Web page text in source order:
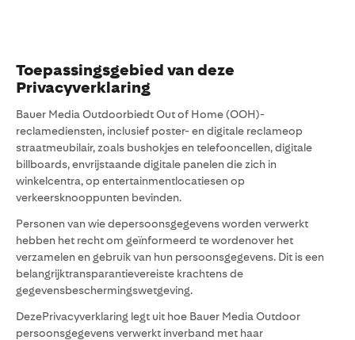
Toepassingsgebied van deze
Privacyverklaring
Bauer Media Outdoorbiedt Out of Home (OOH)-
reclamediensten, inclusief poster- en digitale reclameop
straatmeubilair, zoals bushokjes en telefooncellen, digitale
billboards, envrijstaande digitale panelen die zich in
winkelcentra, op entertainmentlocatiesen op
verkeersknooppunten bevinden.
Personen van wie depersoonsgegevens worden verwerkt
hebben het recht om geïnformeerd te wordenover het
verzamelen en gebruik van hun persoonsgegevens. Dit is een
belangrijktransparantievereiste krachtens de
gegevensbeschermingswetgeving.
DezePrivacyverklaring legt uit hoe Bauer Media Outdoor
persoonsgegevens verwerkt inverband met haar